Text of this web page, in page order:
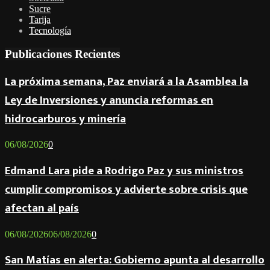
Sucre
Tarija
Tecnología
Publicaciones Recientes
La próxima semana, Paz enviará a la Asamblea la
Ley de Inversiones y anuncia reformas en
hidrocarburos y minería
06/08/20260
Edmand Lara pide a Rodrigo Paz y sus ministros
cumplir compromisos y advierte sobre crisis que
afectan al país
06/08/202606/08/20260
San Matías en alerta: Gobierno apunta al desarrollo